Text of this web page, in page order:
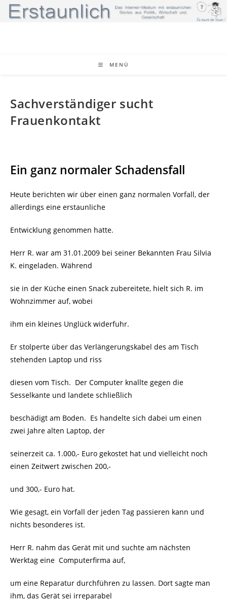
Zum
Inhalt
MENÜ
Sachverständiger sucht
Frauenkontakt
Ein ganz normaler Schadensfall
Heute berichten wir über einen ganz normalen Vorfall, der
allerdings eine erstaunliche
Entwicklung genommen hatte.
Herr R. war am 31.01.2009 bei seiner Bekannten Frau Silvia
K. eingeladen. Während
sie in der Küche einen Snack zubereitete, hielt sich R. im
Wohnzimmer auf, wobei
ihm ein kleines Unglück widerfuhr.
Er stolperte über das Verlängerungskabel des am Tisch
stehenden Laptop und riss
diesen vom Tisch. Der Computer knallte gegen die
Sesselkante und landete schließlich
beschädigt am Boden. Es handelte sich dabei um einen
zwei Jahre alten Laptop, der
seinerzeit ca. 1.000,- Euro gekostet hat und vielleicht noch
einen Zeitwert zwischen 200,-
und 300,- Euro hat.
Wie gesagt, ein Vorfall der jeden Tag passieren kann und
nichts besonderes ist.
Herr R. nahm das Gerät mit und suchte am nächsten
Werktag eine Computerfirma auf,
um eine Reparatur durchführen zu lassen. Dort sagte man
ihm, das Gerät sei irreparabel